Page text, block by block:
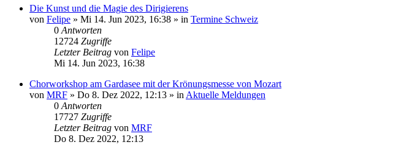
Die Kunst und die Magie des Dirigierens
von Felipe » Mi 14. Jun 2023, 16:38 » in Termine Schweiz
0 Antworten
12724 Zugriffe
Letzter Beitrag von Felipe
Mi 14. Jun 2023, 16:38
Chorworkshop am Gardasee mit der Krönungsmesse von Mozart
von MRF » Do 8. Dez 2022, 12:13 » in Aktuelle Meldungen
0 Antworten
17727 Zugriffe
Letzter Beitrag von MRF
Do 8. Dez 2022, 12:13